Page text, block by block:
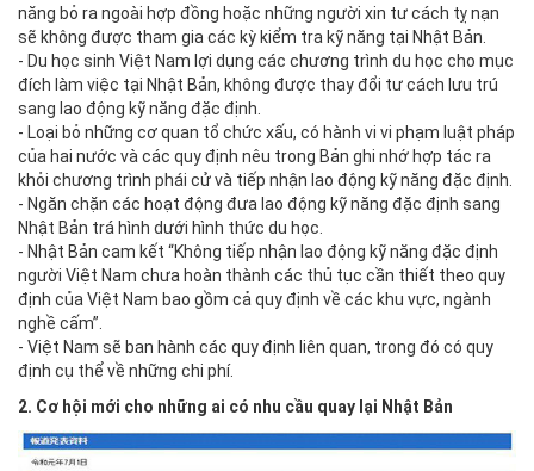
năng bỏ ra ngoài hợp đồng hoặc những người xin tư cách tỵ nạn
sẽ không được tham gia các kỳ kiểm tra kỹ năng tại Nhật Bản.
- Du học sinh Việt Nam lợi dụng các chương trình du học cho mục
đích làm việc tại Nhật Bản, không được thay đổi tư cách lưu trú
sang lao động kỹ năng đặc định.
- Loại bỏ những cơ quan tổ chức xấu, có hành vi vi phạm luật pháp
của hai nước và các quy định nêu trong Bản ghi nhớ hợp tác ra
khỏi chương trình phái cử và tiếp nhận lao động kỹ năng đặc định.
- Ngăn chặn các hoạt động đưa lao động kỹ năng đặc định sang
Nhật Bản trá hình dưới hình thức du học.
- Nhật Bản cam kết “Không tiếp nhận lao động kỹ năng đặc định
người Việt Nam chưa hoàn thành các thủ tục cần thiết theo quy
định của Việt Nam bao gồm cả quy định về các khu vực, ngành
nghề cấm”.
- Việt Nam sẽ ban hành các quy định liên quan, trong đó có quy
định cụ thể về những chi phí.
2. Cơ hội mới cho những ai có nhu cầu quay lại Nhật Bản